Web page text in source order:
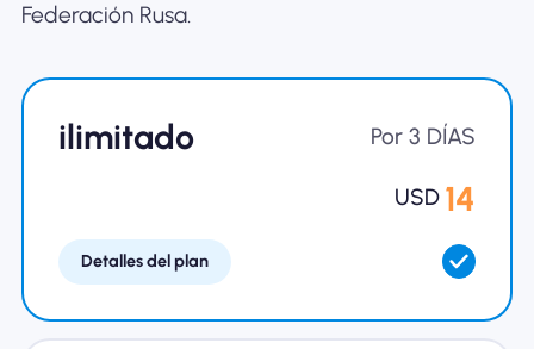
Por qué la eSIM Nomad
Usando una eSIM
Para negocios
Federación Rusa.
ilimitado Por 3 DÍAS
USD 14
Detalles del plan